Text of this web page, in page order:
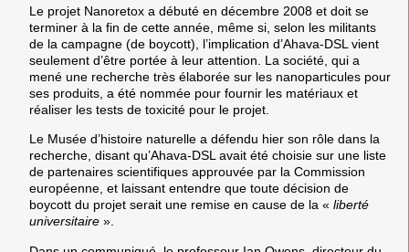
Le projet Nanoretox a débuté en décembre 2008 et doit se
terminer à la fin de cette année, même si, selon les militants
de la campagne (de boycott), l’implication d’Ahava-DSL vient
seulement d’être portée à leur attention. La société, qui a
mené une recherche très élaborée sur les nanoparticules pour
ses produits, a été nommée pour fournir les matériaux et
réaliser les tests de toxicité pour le projet.
Le Musée d’histoire naturelle a défendu hier son rôle dans la
recherche, disant qu’Ahava-DSL avait été choisie sur une liste
de partenaires scientifiques approuvée par la Commission
européenne, et laissant entendre que toute décision de
boycott du projet serait une remise en cause de la « liberté
universitaire ».